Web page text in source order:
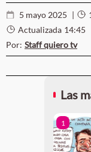
5 mayo 2025 |
Actualizada 14:45
Por: Staff quiero tv
Las
1